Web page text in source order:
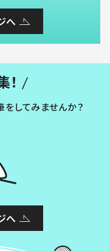
へ
をしてみませんか？
へ